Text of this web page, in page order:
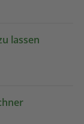
lassen